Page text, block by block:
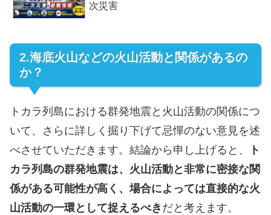
次災害
2.海底火山などの火山活動と関係があるの
か？
トカラ列島における群発地震と火山活動の関係につ
いて、さらに詳しく掘り下げて忌憚のない意見を述
べさせていただきます。結論から申し上げると、
ト
カラ列島の群発地震は、火山活動と非常に密接な関
係がある可能性が高く、場合によっては直接的な火
山活動の一環として捉えるべき だと考えます。